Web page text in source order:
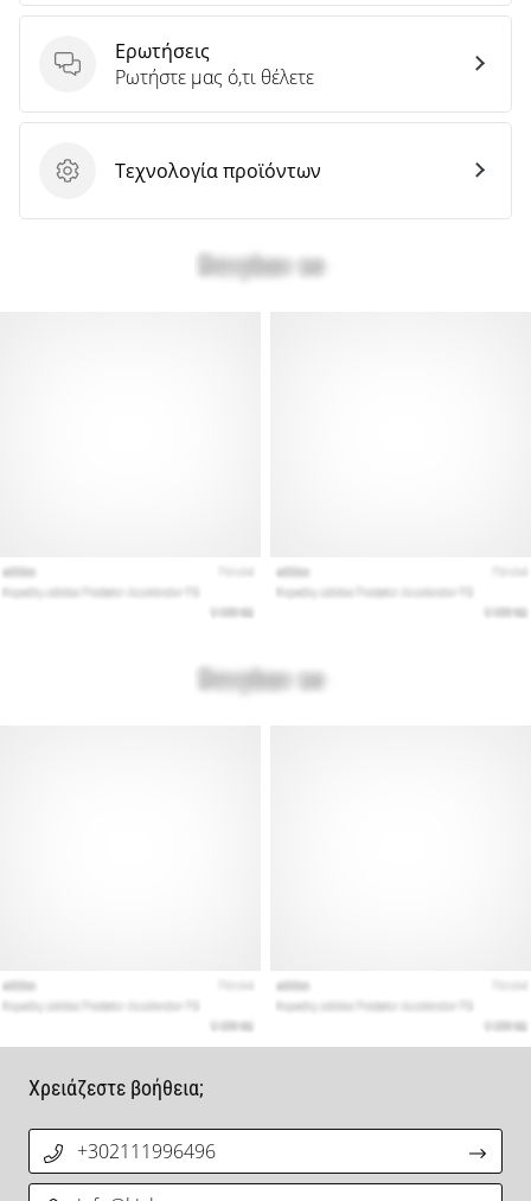
Ερωτήσεις
Ερωτήσεις
Ρωτήστε μας ό,τι θέλετε
Τεχνολογία προϊόντων
Τεχνολογία προϊόντων
Χρειάζεστε βοήθεια;
+302111996496